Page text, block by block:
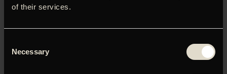
of their services.
Selection
Necessary
pletskud i solar plexus på europæisk politiks
racistiske vold og ydmygelse, som romaerne lever under.
Vi følger en dag i deres liv – i selskab med den mutte
teenagepige og hendes tilsvarende vrede lillebror. Det